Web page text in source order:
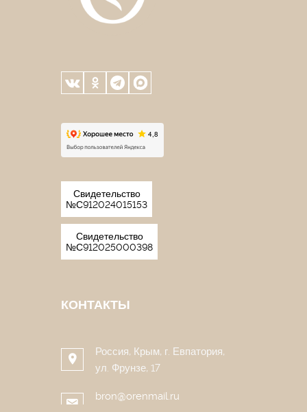
Свидетельство
№С912024015153
Свидетельство
№С912025000398
КОНТАКТЫ
Россия, Крым, г. Евпатория,
ул. Фрунзе, 17
bron@orenmail.ru